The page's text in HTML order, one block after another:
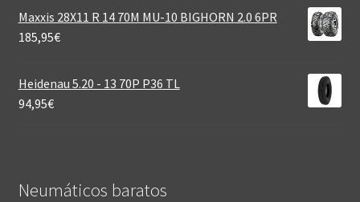
Maxxis 28X11 R 14 70M MU-10 BIGHORN 2.0 6PR
185,95€
Heidenau 5.20 - 13 70P P36 TL
94,95€
Neumáticos baratos